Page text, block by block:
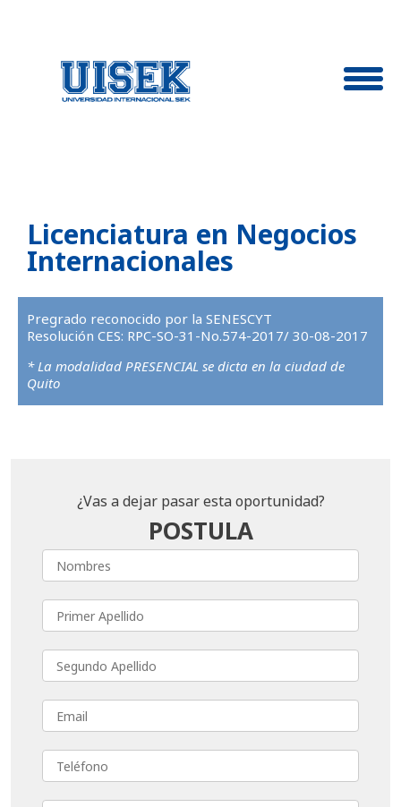
Licenciatura en Negocios
Internacionales
Pregrado reconocido por la SENESCYT
Resolución CES: RPC-SO-31-No.574-2017/ 30-08-2017
* La modalidad PRESENCIAL se dicta en la ciudad de
Quito
¿Vas a dejar pasar esta oportunidad?
POSTULA